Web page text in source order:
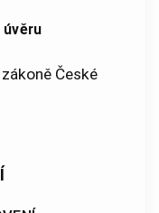
České